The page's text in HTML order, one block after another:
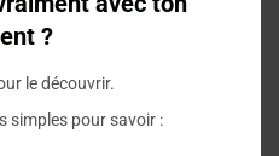
quotidien. Vous n’avez
vous endetter ou à
à long terme.
?
le découvrir.
simples pour savoir :